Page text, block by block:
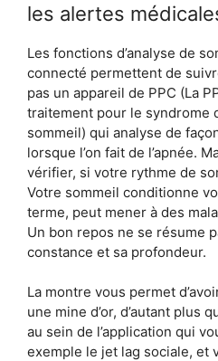
les alertes
Les fonctions d’analyse de
connecté permettent de
pas un appareil de PPC (La
traitement pour le syndrome
sommeil) qui analyse de
lorsque l’on fait de l’apnée.
vérifier, si votre rythme de
Votre sommeil conditionne
terme, peut mener à des
Un bon repos ne se résume
constance et sa profondeur.
La montre vous permet
une mine d’or, d’autant plus
au sein de l’application qui
exemple le jet lag sociale, et